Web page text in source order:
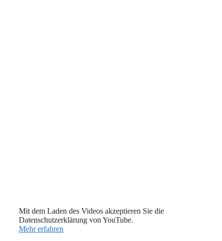
Mit dem Laden des Videos akzeptieren Sie die
Datenschutzerklärung von YouTube.
Mehr erfahren